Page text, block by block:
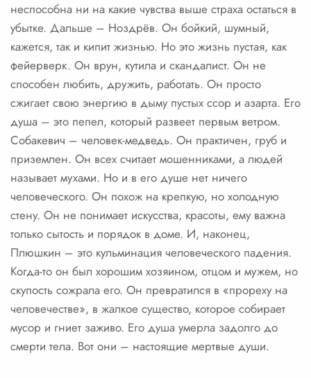
неспособна ни на какие чувства выше страха остаться в
убытке. Дальше – Ноздрёв. Он бойкий, шумный,
кажется, так и кипит жизнью. Но это жизнь пустая, как
фейерверк. Он врун, кутила и скандалист. Он не
способен любить, дружить, работать. Он просто
сжигает свою энергию в дыму пустых ссор и азарта. Его
душа – это пепел, который развеет первым ветром.
Собакевич – человек-медведь. Он практичен, груб и
приземлен. Он всех считает мошенниками, а людей
называет мухами. Но и в его душе нет ничего
человеческого. Он похож на крепкую, но холодную
стену. Он не понимает искусства, красоты, ему важна
только сытость и порядок в доме. И, наконец,
Плюшкин – это кульминация человеческого падения.
Когда-то он был хорошим хозяином, отцом и мужем, но
скупость сожрала его. Он превратился в «прореху на
человечестве», в жалкое существо, которое собирает
мусор и гниет заживо. Его душа умерла задолго до
смерти тела. Вот они – настоящие мертвые души.